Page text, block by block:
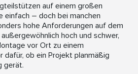
auf einem großen
einfach – doch bei manchen
hohe Anforderungen auf dem
hoch und schwer,
vor Ort zu einem
dafür, ob ein Projekt planmäßig
gerät.